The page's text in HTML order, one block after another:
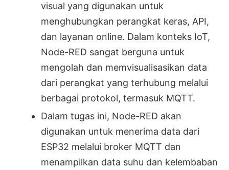
visual yang digunakan untuk
menghubungkan perangkat keras, API,
dan layanan online. Dalam konteks IoT,
Node-RED sangat berguna untuk
mengolah dan memvisualisasikan data
dari perangkat yang terhubung melalui
berbagai protokol, termasuk MQTT.
Dalam tugas ini, Node-RED akan
digunakan untuk menerima data dari
ESP32 melalui broker MQTT dan
menampilkan data suhu dan kelembaban